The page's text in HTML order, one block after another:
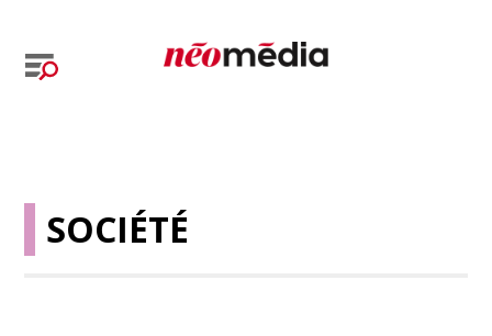
SOCIÉTÉ